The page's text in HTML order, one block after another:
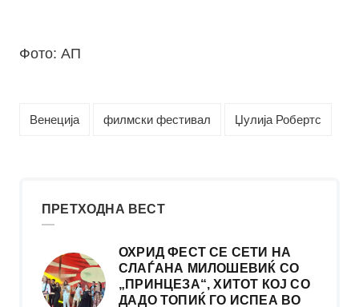
Фото: АП
Венеција филмски фестивал Џулија Робертс
ПРЕТХОДНА ВЕСТ
ОХРИД ФЕСТ СЕ СЕТИ НА
СЛАЃАНА МИЛОШЕВИЌ СО
„ПРИНЦЕЗА“, ХИТОТ КОЈ СО
ДАДО ТОПИЌ ГО ИСПЕА ВО